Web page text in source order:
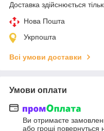
Доставка здійснюється
Нова Пошта
Укрпошта
Всі умови доставки
Умови оплати
Ви отримаєте
або гроші повернуться